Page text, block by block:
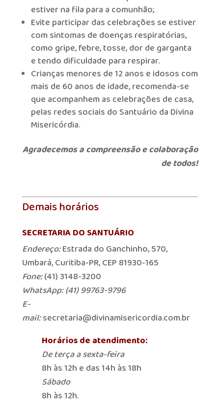
estiver na fila para a comunhão;
Evite participar das celebrações se estiver
com sintomas de doenças respiratórias,
como gripe, febre, tosse, dor de garganta
e tendo dificuldade para respirar.
Crianças menores de 12 anos e idosos com
mais de 60 anos de idade, recomenda-se
que acompanhem as celebrações de casa,
pelas redes sociais do Santuário da Divina
Misericórdia.
Agradecemos a compreensão e colaboração
de todos!
Demais horários
SECRETARIA DO SANTUÁRIO
Endereço:Estrada do Ganchinho, 570,
Umbará, Curitiba-PR, CEP 81930-165
Fone:(41) 3148-3200
WhatsApp: (41) 99763-9796
E-
mail:secretaria@divinamisericordia.com.br
Horários de atendimento:
De terça a sexta-feira
8h às 12h e das 14h às 18h
Sábado
8h às 12h.